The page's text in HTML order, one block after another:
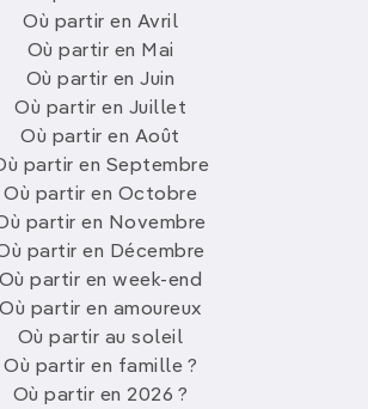
Où partir en Avril
Où partir en Mai
Où partir en Juin
Où partir en Juillet
Où partir en Août
partir en Septembre
Où partir en Octobre
partir en Novembre
partir en Décembre
Où partir en week-end
Où partir en amoureux
Où partir au soleil
Où partir en famille ?
Où partir en 2026 ?